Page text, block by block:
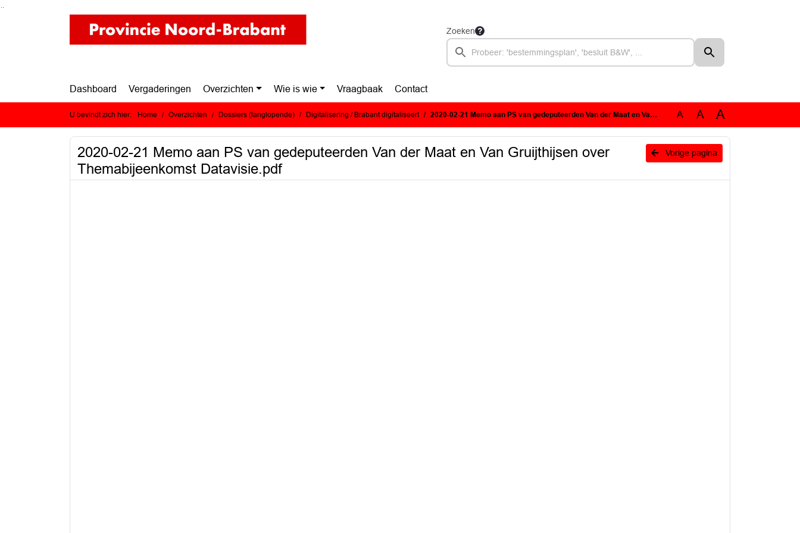
Ga naar de inhoud van deze pagina
Ga naar het zoeken
Ga naar het menu
Zoeken
Dashboard Vergaderingen Overzichten Wie is wie Vraagbaak Contact
U bevindt zich hier: Home Overzichten Dossiers (langlopende) Digitalisering / Brabant digitaliseert 2020-02-21 Memo aan PS van gedeputeerden Van der Maat en Van Gruijthijsen over Themabijeenkomst Datavisie.pdf A A A
Vorige pagina
2020-02-21 Memo aan PS van gedeputeerden Van der Maat en Van Gruijthijsen over
Themabijeenkomst Datavisie.pdf